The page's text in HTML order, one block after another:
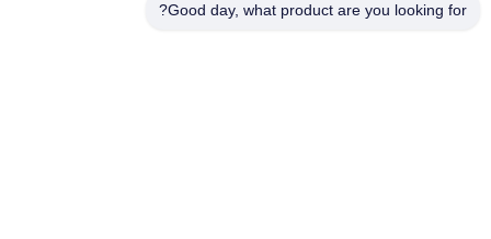
Good day, what product are you looking for?